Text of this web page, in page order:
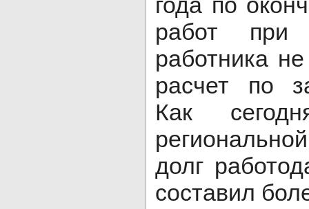
работ при
работника
расчет по
Как
долг
составил